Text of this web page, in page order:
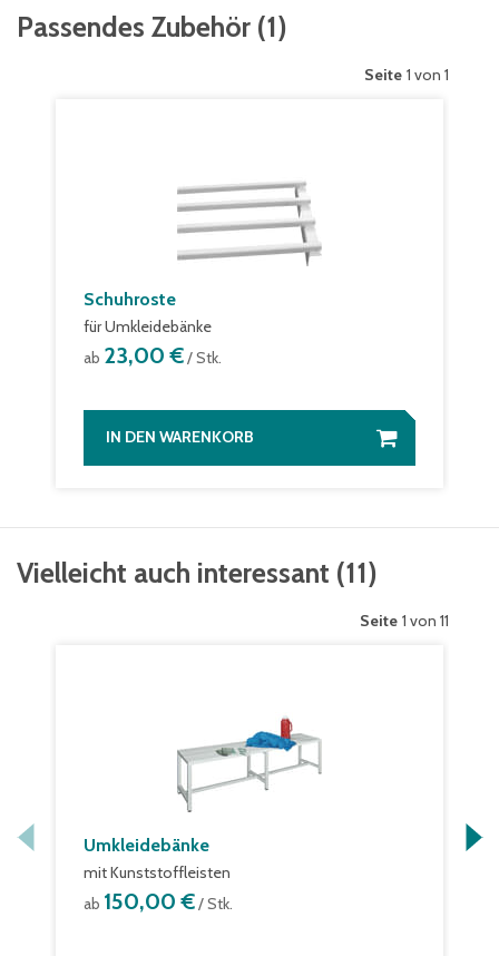
Passendes Zubehör (1)
Seite 1 von 1
Schuhroste
für Umkleidebänke
ab 23,00 €/ Stk.
IN DEN WARENKORB
Vielleicht auch interessant (11)
Seite 1 von 11
Umkleidebänke
mit Kunststoffleisten
ab 150,00 €/ Stk.